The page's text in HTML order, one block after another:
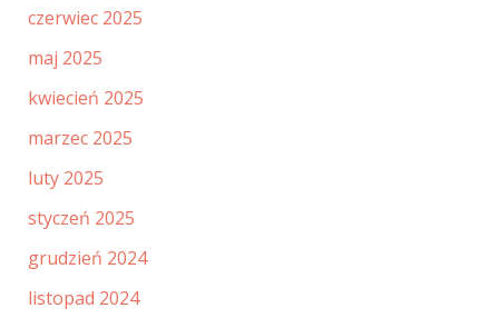
czerwiec 2025
maj 2025
kwiecień 2025
marzec 2025
luty 2025
styczeń 2025
grudzień 2024
listopad 2024